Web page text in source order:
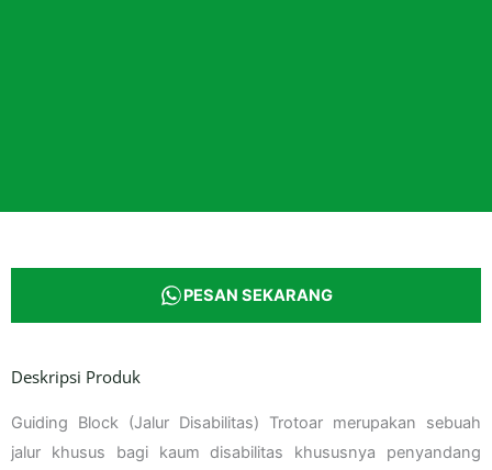
PESAN SEKARANG
Deskripsi Produk
Guiding Block (Jalur Disabilitas) Trotoar merupakan sebuah
jalur khusus bagi kaum disabilitas khususnya penyandang